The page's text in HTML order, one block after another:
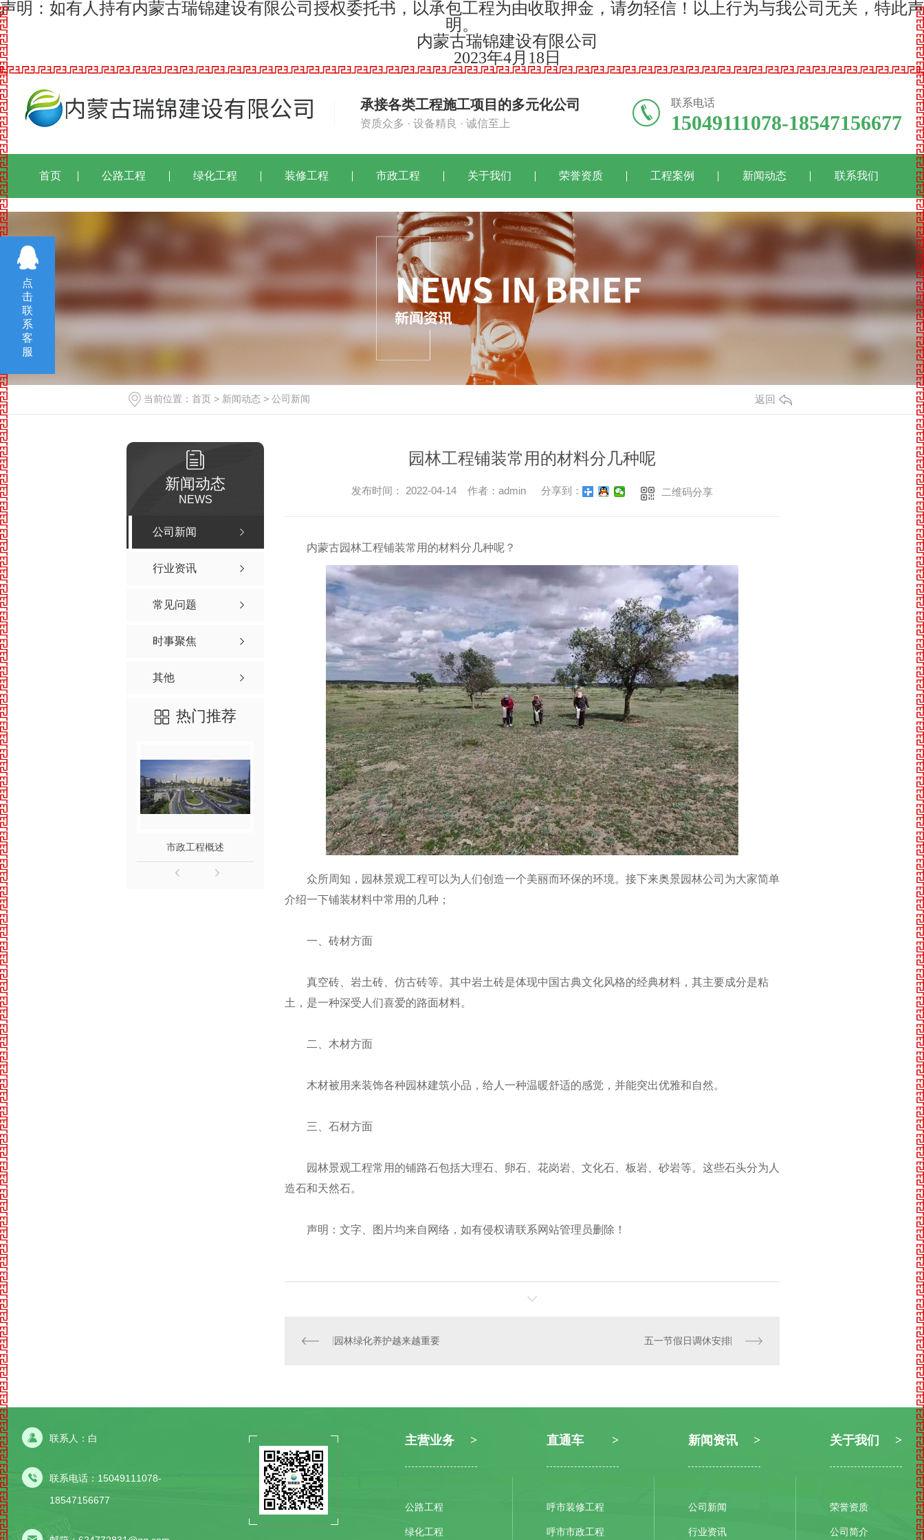
声明：如有人持有内蒙古瑞锦建设有限公司授权委托书，以承包工程为由收取押金，请勿轻信！以上行为与我公司无关，特此声
明。
内蒙古瑞锦建设有限公司
2023年4月18日
承接各类工程施工项目的多元化公司
资质众多 · 设备精良 · 诚信至上
联系电话
15049111078-18547156677
首页 公路工程 绿化工程 装修工程 市政工程 关于我们 荣誉资质 工程案例 新闻动态 联系我们
当前位置： 首页 > 新闻动态 > 公司新闻 返回
新闻动态
NEWS
公司新闻
行业资讯
常见问题
时事聚焦
其他
热门推荐
市政工程概述 市政工程 装修工程作用 装修工程
园林工程铺装常用的材料分几种呢
发布时间： 2022-04-14 作者：admin 分享到： 二维码分享
内蒙古园林工程铺装常用的材料分几种呢？
众所周知，园林景观工程可以为人们创造一个美丽而环保的环境。接下来奥景园林公司为大家简单
介绍一下铺装材料中常用的几种；
一、砖材方面
真空砖、岩土砖、仿古砖等。其中岩土砖是体现中国古典文化风格的经典材料，其主要成分是粘
土，是一种深受人们喜爱的路面材料。
二、木材方面
木材被用来装饰各种园林建筑小品，给人一种温暖舒适的感觉，并能突出优雅和自然。
三、石材方面
园林景观工程常用的铺路石包括大理石、卵石、花岗岩、文化石、板岩、砂岩等。这些石头分为人
造石和天然石。
声明：文字、图片均来自网络，如有侵权请联系网站管理员删除！
园林绿化养护越来越重要 五一节假日调休安排
联系人：白
联系电话：15049111078-
18547156677
主营业务
公路工程
绿化工程
直通车
呼市装修工程
呼市市政工程
新闻资讯
公司新闻
行业资讯
关于我们
荣誉资质
公司简介
点
击
联
系
客
服